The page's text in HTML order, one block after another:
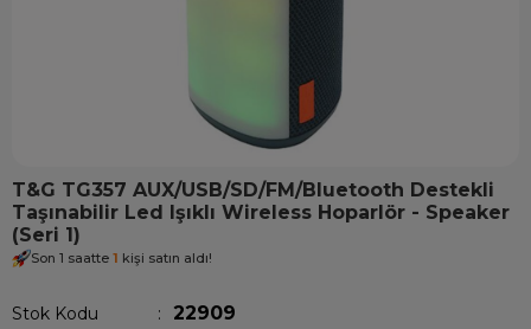
T&G TG357 AUX/USB/SD/FM/Bluetooth Destekli
Taşınabilir Led Işıklı Wireless Hoparlör - Speaker
(Seri 1)
Son 1 saatte 1 kişi satın aldı!
Stok Kodu 22909